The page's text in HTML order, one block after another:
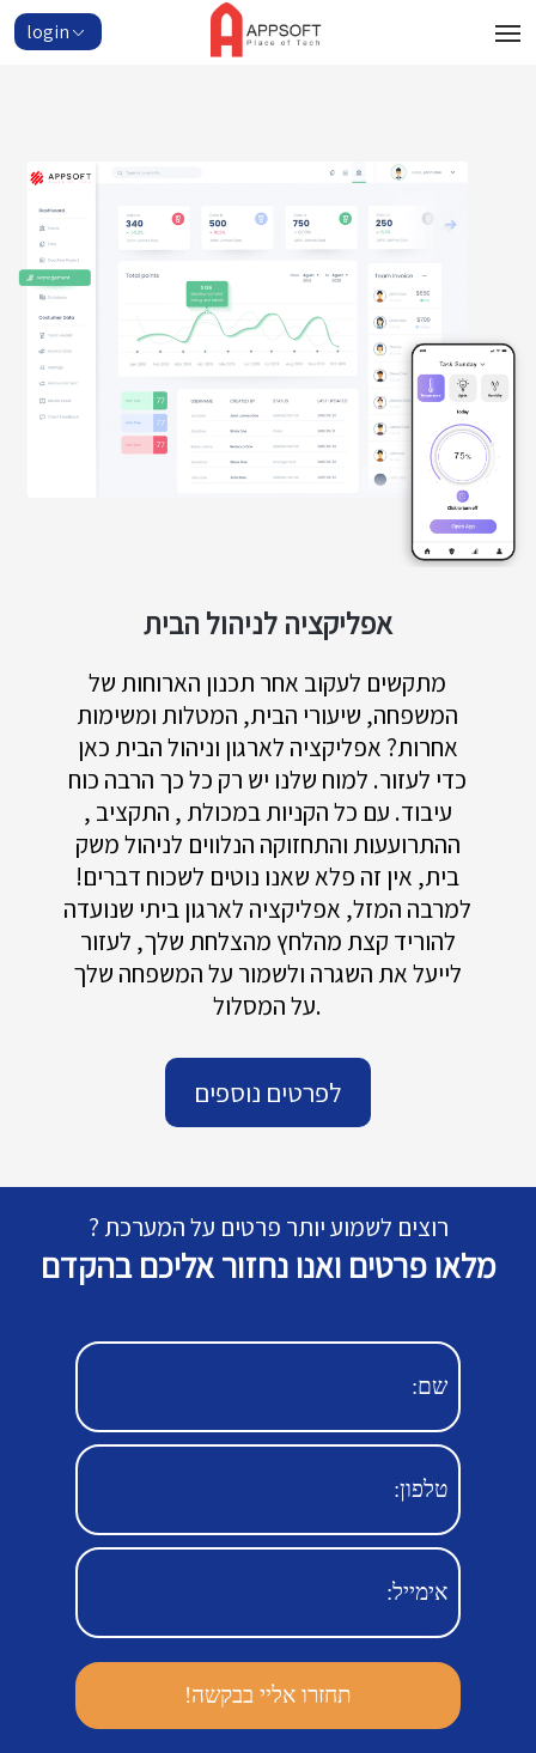
login
אפליקציה לניהול הבית
מתקשים לעקוב אחר תכנון הארוחות של
המשפחה, שיעורי הבית, המטלות ומשימות
אחרות? אפליקציה לארגון וניהול הבית כאן
כדי לעזור. למוח שלנו יש רק כל כך הרבה כוח
עיבוד. עם כל הקניות במכולת , התקציב ,
ההתרועעות והתחזוקה הנלווים לניהול משק
בית, אין זה פלא שאנו נוטים לשכוח דברים!
למרבה המזל, אפליקציה לארגון ביתי שנועדה
להוריד קצת מהלחץ מהצלחת שלך, לעזור
לייעל את השגרה ולשמור על המשפחה שלך
על המסלול.
לפרטים נוספים
רוצים לשמוע יותר פרטים על המערכת ?
מלאו פרטים ואנו נחזור אליכם בהקדם